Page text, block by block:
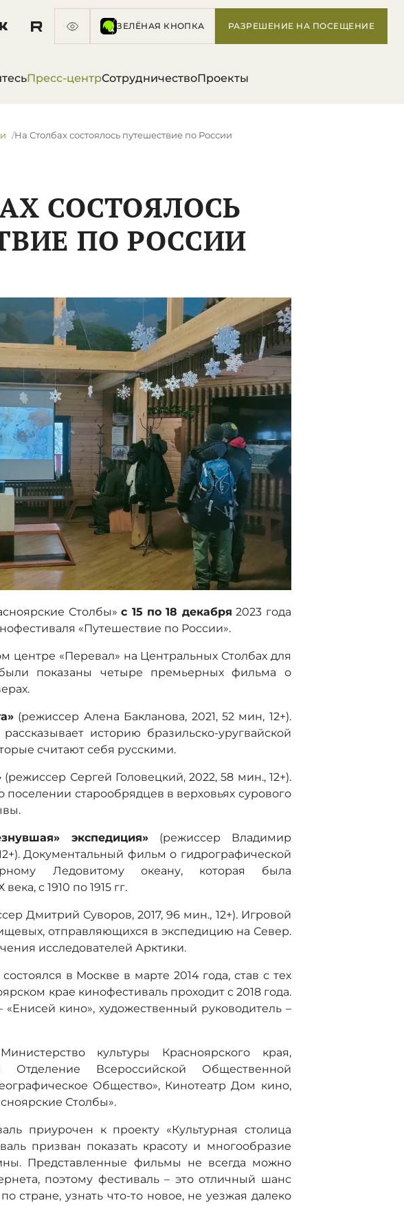
ЗЕЛЁНАЯ КНОПКА РАЗРЕШЕНИЕ НА ПОСЕЩЕНИЕ
Пресс-центрСотрудничествоПроекты
​На Столбах состоялось путешествие по России
СОСТОЯЛОСЬ
ПО РОССИИ
Столбы»с 15 по 18 декабря 2023 года
«Путешествие по России».
центре «Перевал» на Центральных Столбах для
были показаны четыре премьерных фильма о
(режиссер Алена Бакланова, 2021, 52 мин, 12+).
историю бразильско-уругвайской
считают себя русскими.
(режиссер Сергей Головецкий, 2022, 58 мин., 12+).
старообрядцев в верховьях сурового
экспедиция»(режиссер Владимир
Документальный фильм о гидрографической
Ледовитому океану, которая была
с 1910 по 1915 гг.
Дмитрий Суворов, 2017, 96 мин., 12+). Игровой
отправляющихся в экспедицию на Север.
исследователей Арктики.
в Москве в марте 2014 года, став с тех
крае кинофестиваль проходит с 2018 года.
кино», художественный руководитель –
культуры Красноярского края,
Отделение Всероссийской Общественной
Общество», Кинотеатр Дом кино,
Столбы».
приурочен к проекту «Культурная столица
призван показать красоту и многообразие
Представленные фильмы не всегда можно
поэтому фестиваль – это отличный шанс
стране, узнать что-то новое, не уезжая далеко